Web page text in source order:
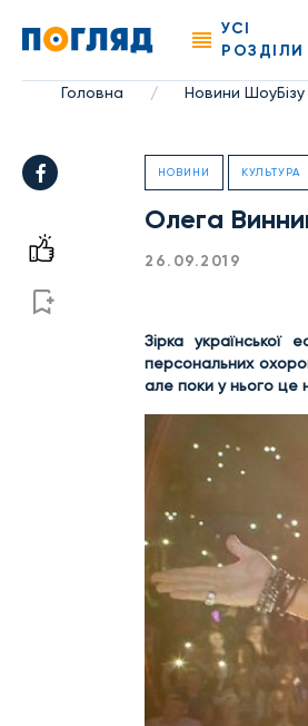
УСІ
РОЗДІЛИ
Головна / Новини ШоуБізу
НОВИНИ КУЛЬТУРА
Олега
26.09.2019
Зірка
персональних
але поки у нього це